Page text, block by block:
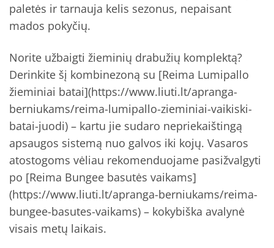
paletės ir tarnauja kelis sezonus, nepaisant
mados pokyčių.
Norite užbaigti žieminių drabužių komplektą?
Derinkite šį kombinezoną su [Reima Lumipallo
žieminiai batai](https://www.liuti.lt/apranga-
berniukams/reima-lumipallo-zieminiai-vaikiski-
batai-juodi) – kartu jie sudaro nepriekaištingą
apsaugos sistemą nuo galvos iki kojų. Vasaros
atostogoms vėliau rekomenduojame pasižvalgyti
po [Reima Bungee basutės vaikams]
(https://www.liuti.lt/apranga-berniukams/reima-
bungee-basutes-vaikams) – kokybiška avalynė
visais metų laikais.